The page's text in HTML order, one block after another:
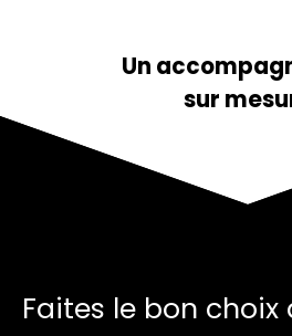
Un
sur
Faites le bon